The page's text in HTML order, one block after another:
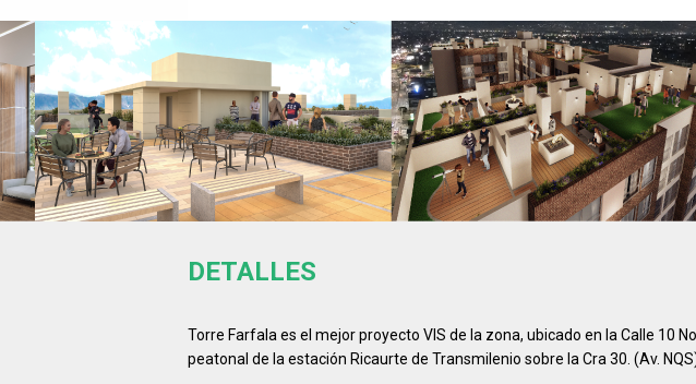
DETALLES
Torre Farfala es el mejor proyecto VIS de la zona, ubicado en la Calle 10
peatonal de la estación Ricaurte de Transmilenio sobre la Cra 30. (Av.